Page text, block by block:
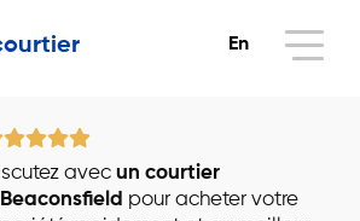
En
avec un courtier
pour acheter votre